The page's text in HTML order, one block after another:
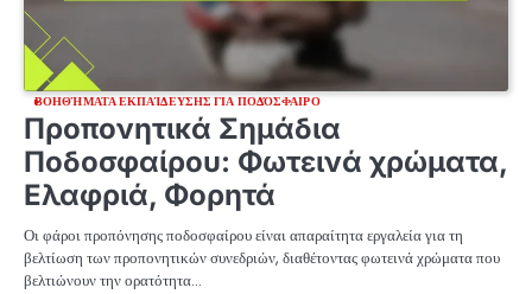
ΒΟΗΘΉΜΑΤΑ ΕΚΠΑΊΔΕΥΣΗΣ ΓΙΑ ΠΟΔΌΣΦΑΙΡΟ
Προπονητικά Σημάδια
Ποδοσφαίρου: Φωτεινά χρώματα,
Ελαφριά, Φορητά
Οι φάροι προπόνησης ποδοσφαίρου είναι απαραίτητα εργαλεία για τη
βελτίωση των προπονητικών συνεδριών, διαθέτοντας φωτεινά χρώματα που
βελτιώνουν την ορατότητα…